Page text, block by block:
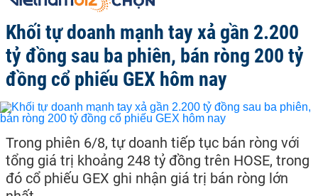
Khối tự doanh mạnh tay xả gần 2.200
tỷ đồng sau ba phiên, bán ròng 200 tỷ
đồng cổ phiếu GEX hôm nay
Trong phiên 6/8, tự doanh tiếp tục bán ròng với
tổng giá trị khoảng 248 tỷ đồng trên HOSE, trong
đó cổ phiếu GEX ghi nhận giá trị bán ròng lớn